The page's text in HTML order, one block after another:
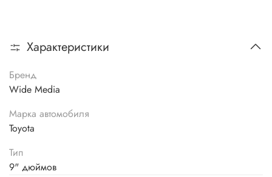
Характеристики
Бренд
Wide Media
Марка автомобиля
Toyota
Тип
9" дюймов